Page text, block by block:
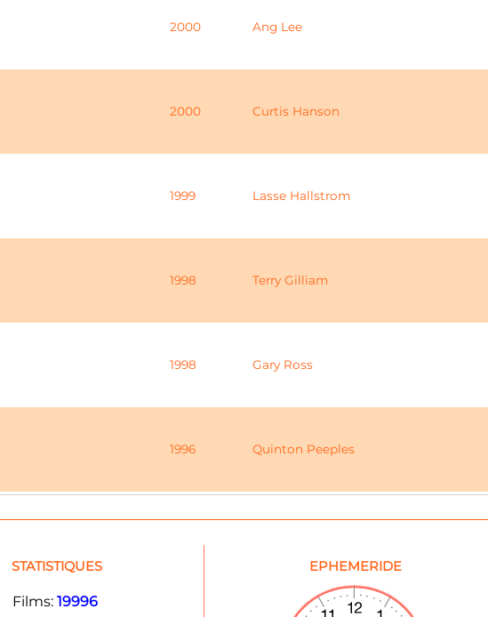
2000 Ang Lee
2000 Curtis Hanson
1999 Lasse Hallstrom
1998 Terry Gilliam
1998 Gary Ross
1996 Quinton Peeples
STATISTIQUES
Films: 19996
EPHEMERIDE